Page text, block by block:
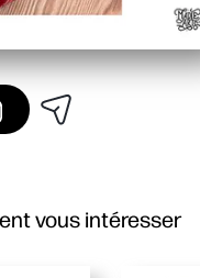
vous intéresser